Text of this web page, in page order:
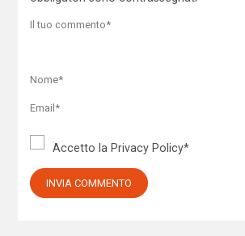
Accetto la Privacy Policy*